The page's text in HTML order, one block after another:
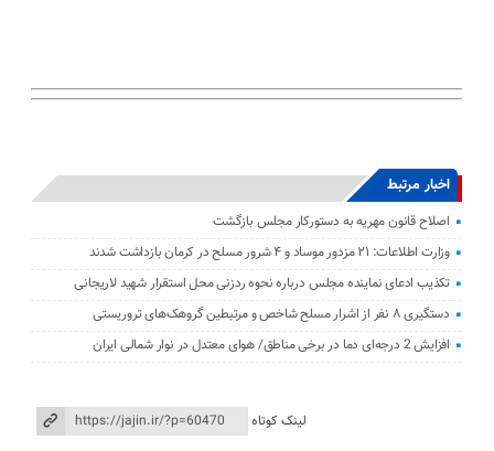
اخبار مرتبط
اصلاح قانون مهریه به دستورکار مجلس بازگشت
وزارت اطلاعات: ۲۱ مزدور موساد و ۴ شرور مسلح در کرمان بازداشت شدند
تکذیب ادعای نماینده مجلس درباره نحوه ردزنی محل استقرار شهید لاریجانی
دستگیری ۸ نفر از اشرار مسلح شاخص و مرتبطین گروهک‌های تروریستی
افزایش 2 درجه‌ای دما در برخی مناطق/ هوای معتدل در نوار شمالی ایران
لینک کوتاه